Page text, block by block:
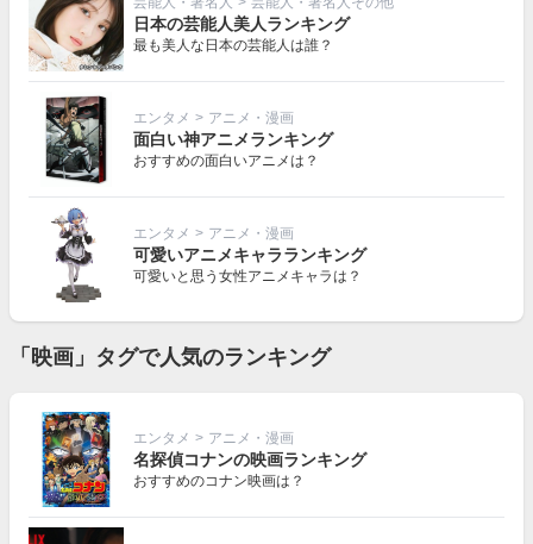
日本の芸能人美人ランキング
最も美人な日本の芸能人は誰？
エンタメ > アニメ・漫画
面白い神アニメランキング
おすすめの面白いアニメは？
エンタメ > アニメ・漫画
可愛いアニメキャラランキング
可愛いと思う女性アニメキャラは？
「映画」タグで人気のランキング
エンタメ > アニメ・漫画
名探偵コナンの映画ランキング
おすすめのコナン映画は？